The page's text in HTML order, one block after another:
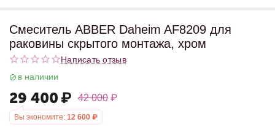
Смеситель ABBER Daheim AF8209 для
раковины скрытого монтажа, хром
Написать отзыв
в наличии
29 400 ₽ 42 000 ₽
Вы экономите: 12 600 ₽